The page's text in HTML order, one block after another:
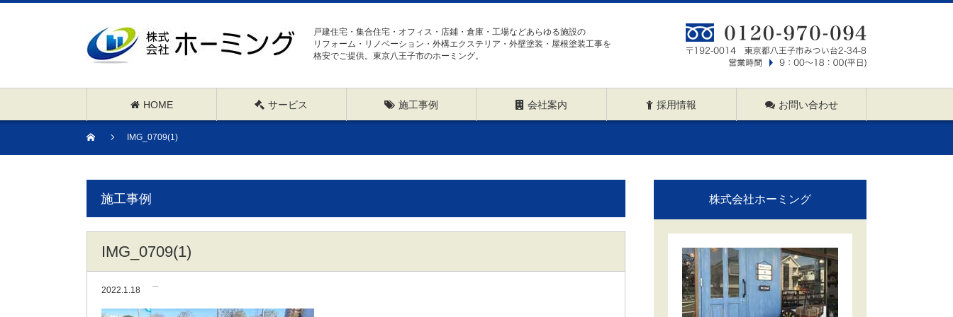
戸建住宅・集合住宅・オフィス・店鋪・倉庫・工場などあらゆる施設の
リフォーム・リノベーション・外構エクステリア・外壁塗装・屋根塗装工事を
格安でご提供。東京八王子市のホーミング。
HOME サービス 施工事例 会社案内 採用情報 お問い合わせ
IMG_0709(1)
施工事例
IMG_0709(1)
2022.1.18
株式会社ホーミング